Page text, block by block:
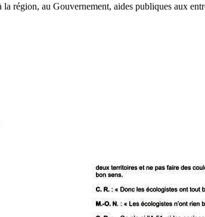
région, au Gouvernement, aides publiques aux